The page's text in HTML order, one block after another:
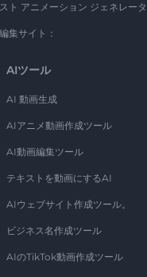
ト アニメーション ジェネレー
集サイト：
AIツール
AI 動画生成
AIアニメ動画作成ツール
AI動画編集ツール
テキストを動画にするAI
AIウェブサイト作成ツール。
ビジネス名作成ツール
AIのTikTok動画作成ツール